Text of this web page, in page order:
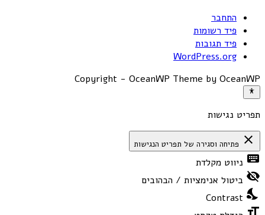
התחבר
פיד רשומות
פיד תגובות
WordPress.org
Copyright - OceanWP Theme by OceanWP
תפריט נגישות
close פתיחה וסגירה של תפריט הנגישות
keyboard ניווט מקלדת
visibility_off ביטול אנימציות / הבהובים
nights_stay
Contrast
format_size